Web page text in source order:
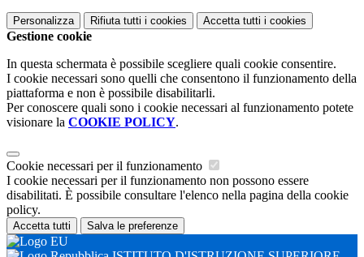
Personalizza Rifiuta tutti i cookies Accetta tutti i cookies
Gestione cookie
In questa schermata è possibile scegliere quali cookie consentire.
I cookie necessari sono quelli che consentono il funzionamento della
piattaforma e non è possibile disabilitarli.
Per conoscere quali sono i cookie necessari al funzionamento potete
visionare la COOKIE POLICY.
Cookie necessari per il funzionamento
I cookie necessari per il funzionamento non possono essere
disabilitati. È possibile consultare l'elenco nella pagina della cookie
policy.
Accetta tutti Salva le preferenze